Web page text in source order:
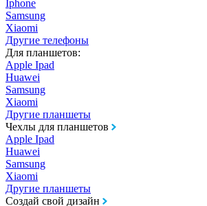
Iphone
Samsung
Xiaomi
Другие телефоны
Для планшетов:
Apple Ipad
Huawei
Samsung
Xiaomi
Другие планшеты
Чехлы для планшетов
Apple Ipad
Huawei
Samsung
Xiaomi
Другие планшеты
Создай свой дизайн